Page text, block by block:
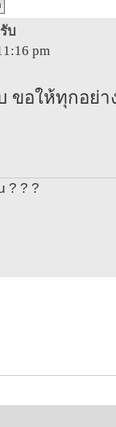
บ
pm
ขอให้ทุกอย่
? ? ?